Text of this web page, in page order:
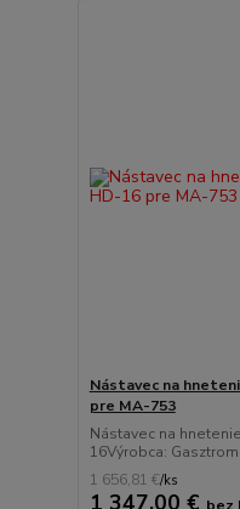
Nástavec na
pre MA-753
Nástavec na
16Výrobca:
1 656,81 €/ks
1 347,00 € bez